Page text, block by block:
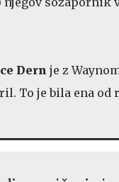
Dern je z
To je bila ena od